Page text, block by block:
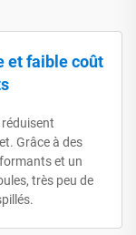
et faible coût
Grâce à des
et un
très peu de